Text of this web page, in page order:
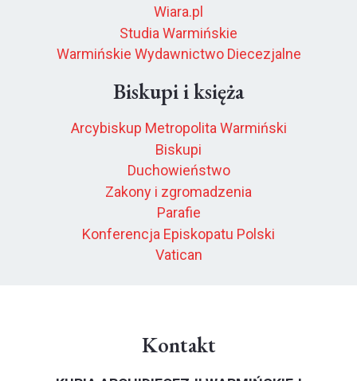
Wiara.pl
Studia Warmińskie
Warmińskie Wydawnictwo Diecezjalne
Biskupi i księża
Arcybiskup Metropolita Warmiński
Biskupi
Duchowieństwo
Zakony i zgromadzenia
Parafie
Konferencja Episkopatu Polski
Vatican
Kontakt